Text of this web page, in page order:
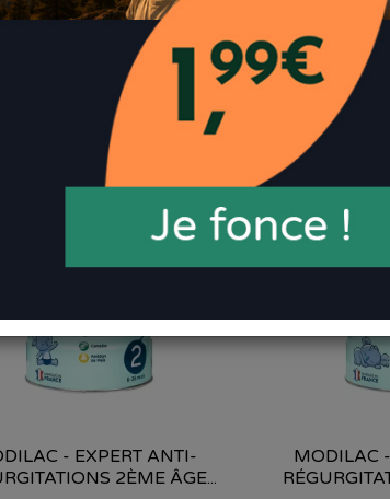
- AR 2EME AGE - 800G
- EXPERT ANTI-
2ÈME ÂGE...
MODILAC